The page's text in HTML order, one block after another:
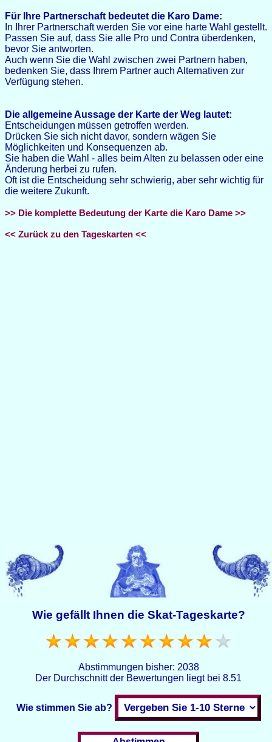
Für Ihre Partnerschaft bedeutet die Karo Dame:
In Ihrer Partnerschaft werden Sie vor eine harte Wahl gestellt.
Passen Sie auf, dass Sie alle Pro und Contra überdenken,
bevor Sie antworten.
Auch wenn Sie die Wahl zwischen zwei Partnern haben,
bedenken Sie, dass Ihrem Partner auch Alternativen zur
Verfügung stehen.
Die allgemeine Aussage der Karte der Weg lautet:
Entscheidungen müssen getroffen werden.
Drücken Sie sich nicht davor, sondern wägen Sie
Möglichkeiten und Konsequenzen ab.
Sie haben die Wahl - alles beim Alten zu belassen oder eine
Änderung herbei zu rufen.
Oft ist die Entscheidung sehr schwierig, aber sehr wichtig für
die weitere Zukunft.
>> Die komplette Bedeutung der Karte die Karo Dame >>
<< Zurück zu den Tageskarten <<
Wie gefällt Ihnen die Skat-Tageskarte?
Abstimmungen bisher: 2038
Der Durchschnitt der Bewertungen liegt bei 8.51
Wie stimmen Sie ab?